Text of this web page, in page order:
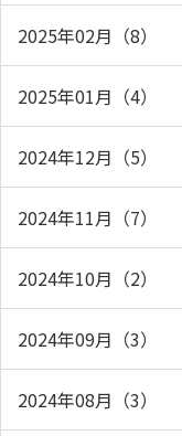
2025年02月（8）
2025年01月（4）
2024年12月（5）
2024年11月（7）
2024年10月（2）
2024年09月（3）
2024年08月（3）